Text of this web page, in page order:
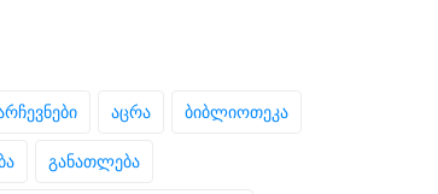
აცრა ბიბლიოთეკა
განათლება